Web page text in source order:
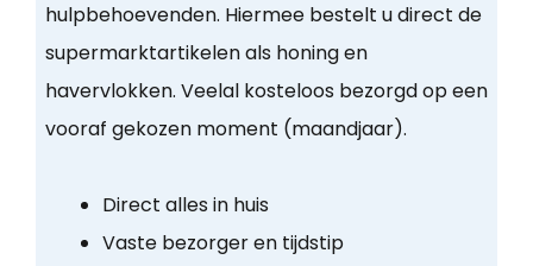
hulpbehoevenden. Hiermee bestelt u direct de
supermarktartikelen als honing en
havervlokken. Veelal kosteloos bezorgd op een
vooraf gekozen moment (maandjaar).
Direct alles in huis
Vaste bezorger en tijdstip